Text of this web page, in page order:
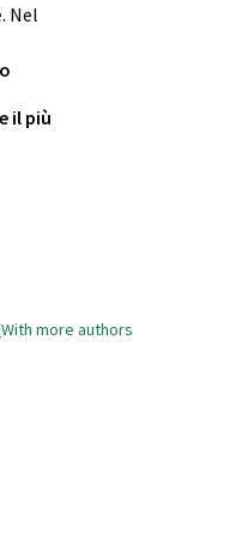
Nel
il più
With more authors